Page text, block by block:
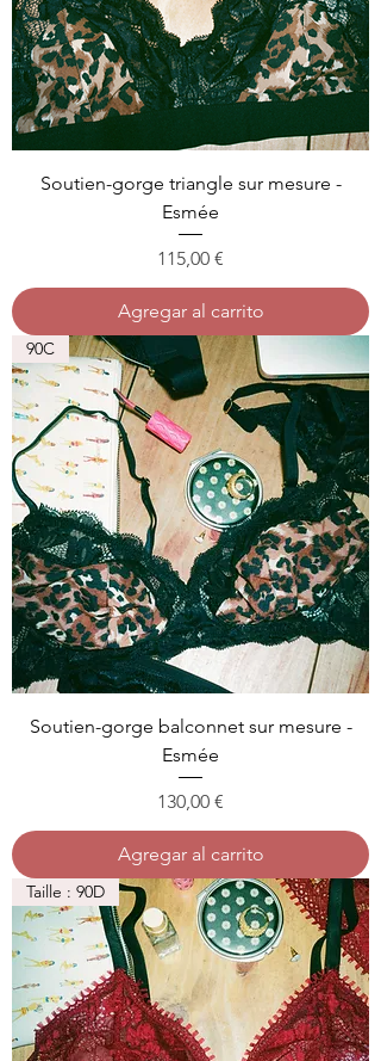
Soutien-gorge triangle sur mesure -
Esmée
Precio
115,00 €
Agregar al carrito
90C
Soutien-gorge balconnet sur mesure -
Esmée
Precio
130,00 €
Agregar al carrito
Taille : 90D